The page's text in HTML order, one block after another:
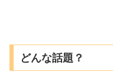
どんな話題？